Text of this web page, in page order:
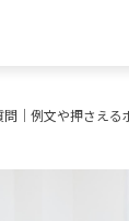
｜例文や押さえる